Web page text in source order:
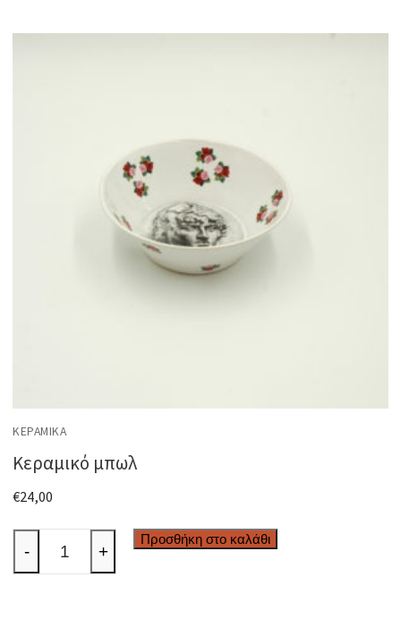
ΚΕΡΑΜΙΚΆ
Κεραμικό μπωλ
€24,00
Κεραμικό
μπωλ
- +
Προσθήκη στο καλάθι